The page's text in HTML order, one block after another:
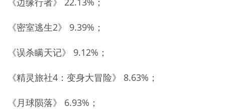
《密室逃生2》 9.39%；
《误杀瞒天记》 9.12%；
《精灵旅社4：变身大冒险》 8.63%；
《月球陨落》 6.93%；